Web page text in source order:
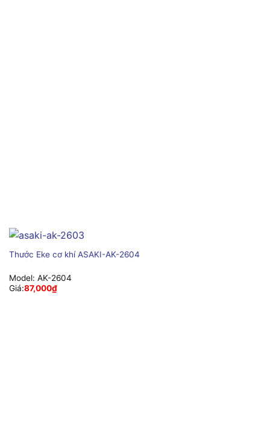
Thước Eke cơ khí ASAKI-AK-2604
Model: AK-2604
Giá:87,000₫